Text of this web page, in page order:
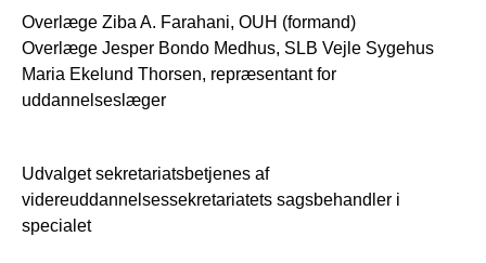
Overlæge Ziba A. Farahani, OUH (formand)
Overlæge Jesper Bondo Medhus, SLB Vejle Sygehus
Maria Ekelund Thorsen, repræsentant for
uddannelseslæger
Udvalget sekretariatsbetjenes af
videreuddannelsessekretariatets sagsbehandler i
specialet